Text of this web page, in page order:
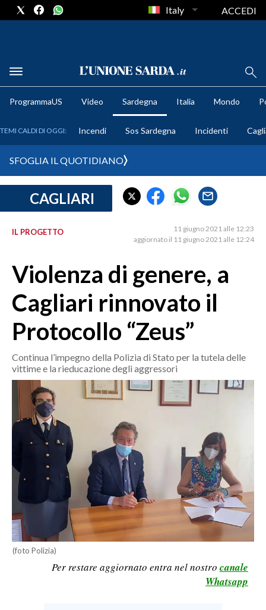
METEO
CRONACA SARDEGNA
PROVINCIA DI CAGLIARI
MEDIO CAMPIDANO
SASSARI E PROVINCIA
GALLURA
NUORO E PROVINCIA
OGLIASTRA
AGENDA
CRONACA
ITALIA
MONDO
POLITICA
ECONOMIA
SERVIZI ALLE IMPRESE
LAVORO
Italy ACCEDI
ProgrammaUS Video Sardegna Italia Mondo
TEMI CALDI DI OGGI: Incendi Sos Sardegna Incidenti
SFOGLIA IL QUOTIDIANO
CAGLIARI
IL PROGETTO
11 giugno 2021 alle 12:23
aggiornato il 11 giugno 2021 alle 12:24
Violenza di genere, a
Cagliari rinnovato il
Protocollo “Zeus”
Continua l’impegno della Polizia di Stato per la tutela delle
vittime e la rieducazione degli aggressori
(foto Polizia)
Per restare aggiornato entra nel nostro canale
Whatsapp